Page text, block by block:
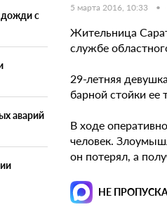
дожди с
аварий
5 марта 2016, 10:33
Жительница
службе
29-летняя
барной стойки ее
В ходе
человек.
он потерял, а
НЕ